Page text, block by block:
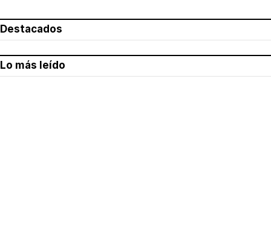
Destacados
Lo más leído